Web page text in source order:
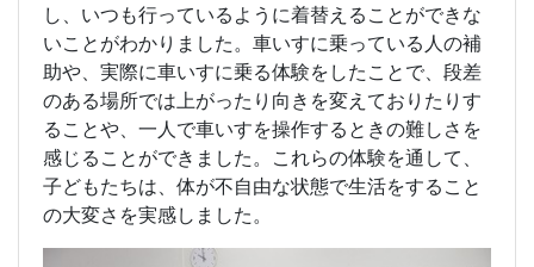
し、いつも行っているように着替えることができな
いことがわかりました。車いすに乗っている人の補
助や、実際に車いすに乗る体験をしたことで、段差
のある場所では上がったり向きを変えておりたりす
ることや、一人で車いすを操作するときの難しさを
感じることができました。これらの体験を通して、
子どもたちは、体が不自由な状態で生活をすること
の大変さを実感しました。